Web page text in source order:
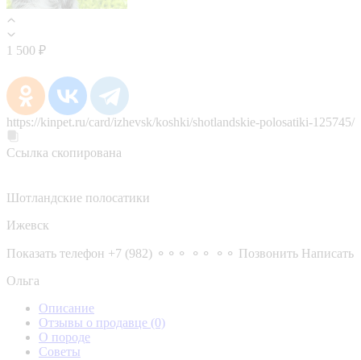
1 500 ₽
https://kinpet.ru/card/izhevsk/koshki/shotlandskie-polosatiki-125745/
Ссылка скопирована
Шотландские полосатики
Ижевск
Показать телефон +7 (982) ⚬⚬⚬ ⚬⚬ ⚬⚬ Позвонить Написать
Ольга
Описание
Отзывы о продавце (0)
О породе
Советы